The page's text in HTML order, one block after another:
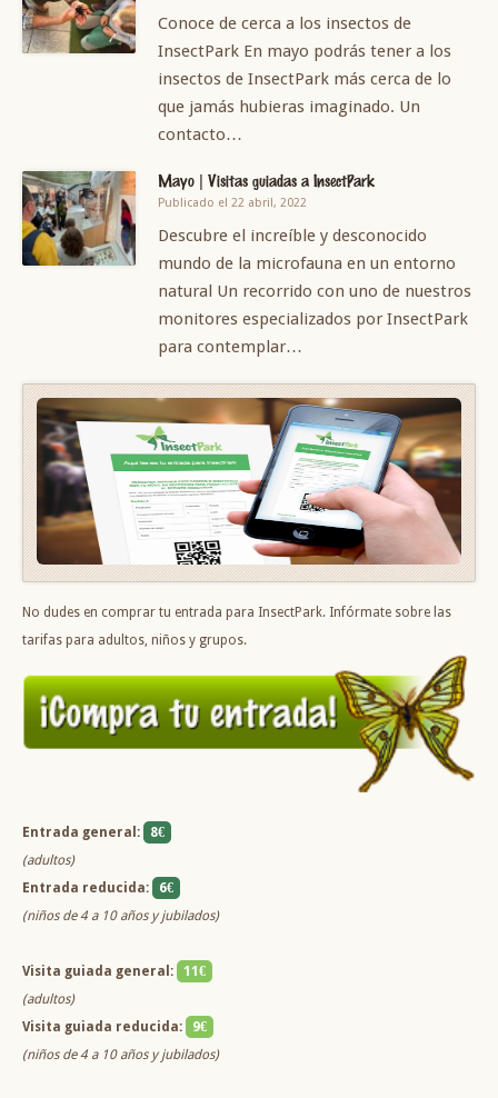
Conoce de cerca a los insectos de
InsectPark En mayo podrás tener a los
insectos de InsectPark más cerca de lo
que jamás hubieras imaginado. Un
contacto…
Mayo | Visitas guiadas a InsectPark
Publicado el 22 abril, 2022
Descubre el increíble y desconocido
mundo de la microfauna en un entorno
natural Un recorrido con uno de nuestros
monitores especializados por InsectPark
para contemplar…
No dudes en comprar tu entrada para InsectPark. Infórmate sobre las
tarifas para adultos, niños y grupos.
Entrada general:
8€
(adultos)
Entrada reducida:
6€
(niños de 4 a 10 años y jubilados)
Visita guiada general:
11€
(adultos)
Visita guiada reducida:
9€
(niños de 4 a 10 años y jubilados)